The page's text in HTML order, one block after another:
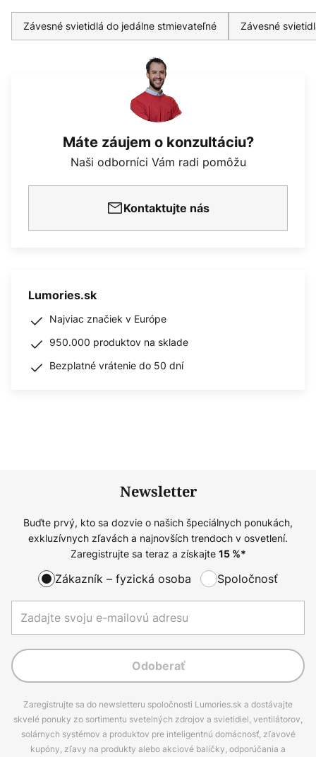
Závesné svietidlá do jedálne stmievateľné Závesné
Máte záujem o konzultáciu?
Naši odborníci Vám radi pomôžu
Kontaktujte nás
Lumories.sk
Najviac značiek v Európe
950.000 produktov na sklade
Bezplatné vrátenie do 50 dní
Newsletter
Buďte prvý, kto sa dozvie o našich špeciálnych ponukách,
exkluzívnych zľavách a najnovších trendoch v osvetlení.
Zaregistrujte sa teraz a získajte 15%*
Zákazník – fyzická osoba Spoločnosť
Odoberať
Zaregistrujte sa do newsletteru spoločnosti Lumories.sk a dostávajte
skvelé ponuky zo sortimentu svetelných zdrojov a svietidiel, ventilátorov,
solárnych systémov a produktov pre inteligentnú domácnosť, zľavové
kupóny, zľavy na produkty alebo akciové balíčky, odporúčania a